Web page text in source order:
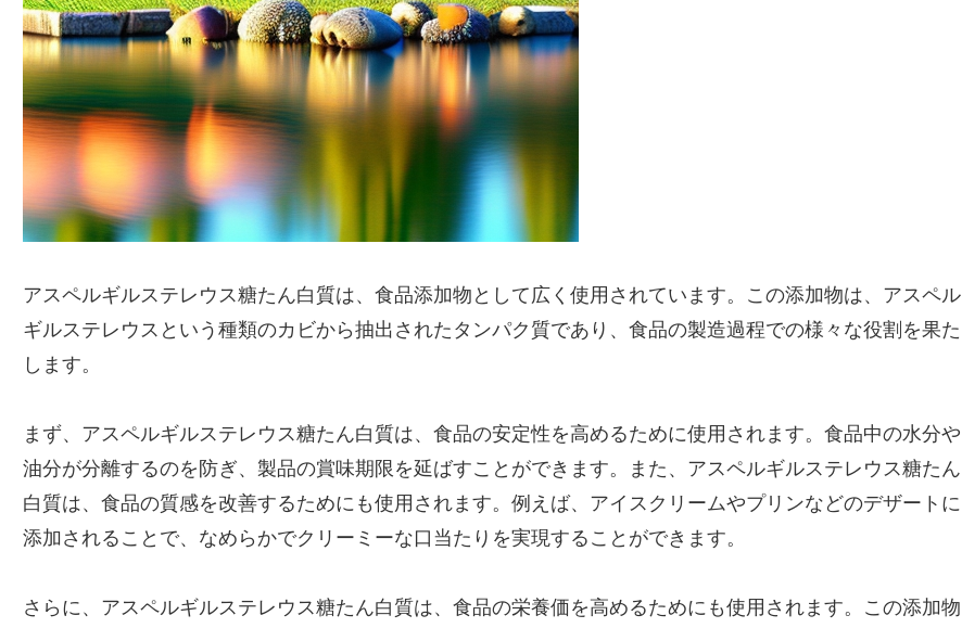
アスペルギルステレウス糖たん白質は、食品添加物として広く使用されています。この添加物は、アスペル
ギルステレウスという種類のカビから抽出されたタンパク質であり、食品の製造過程での様々な役割を果た
します。
まず、アスペルギルステレウス糖たん白質は、食品の安定性を高めるために使用されます。食品中の水分や
油分が分離するのを防ぎ、製品の賞味期限を延ばすことができます。また、アスペルギルステレウス糖たん
白質は、食品の質感を改善するためにも使用されます。例えば、アイスクリームやプリンなどのデザートに
添加されることで、なめらかでクリーミーな口当たりを実現することができます。
さらに、アスペルギルステレウス糖たん白質は、食品の栄養価を高めるためにも使用されます。この添加物